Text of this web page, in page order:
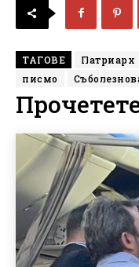
ТАГОВЕ Патриарх
писмо